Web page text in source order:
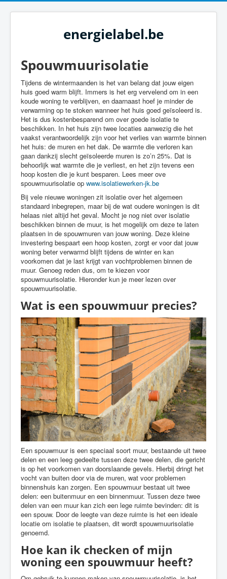
energielabel.be
Spouwmuurisolatie
Tijdens de wintermaanden is het van belang dat jouw eigen
huis goed warm blijft. Immers is het erg vervelend om in een
koude woning te verblijven, en daarnaast hoef je minder de
verwarming op te stoken wanneer het huis goed geïsoleerd is.
Het is dus kostenbesparend om over goede isolatie te
beschikken. In het huis zijn twee locaties aanwezig die het
vaakst verantwoordelijk zijn voor het verlies van warmte binnen
het huis: de muren en het dak. De warmte die verloren kan
gaan dankzij slecht geïsoleerde muren is zo’n 25%. Dat is
behoorlijk wat warmte die je verliest, en het zijn tevens een
hoop kosten die je kunt besparen. Lees meer ove
spouwmuurisolatie op www.isolatiewerken-jk.be
Bij vele nieuwe woningen zit isolatie over het algemeen
standaard inbegrepen, maar bij de wat oudere woningen is dit
helaas niet altijd het geval. Mocht je nog niet over isolatie
beschikken binnen de muur, is het mogelijk om deze te laten
plaatsen in de spouwmuren van jouw woning. Deze kleine
investering bespaart een hoop kosten, zorgt er voor dat jouw
woning beter verwarmd blijft tijdens de winter en kan
voorkomen dat je last krijgt van vochtproblemen binnen de
muur. Genoeg reden dus, om te kiezen voor
spouwmuurisolatie. Hieronder kun je meer lezen over
spouwmuurisolatie.
Wat is een spouwmuur precies?
Een spouwmuur is een speciaal soort muur, bestaande uit twee
delen en een leeg gedeelte tussen deze twee delen, die gericht
is op het voorkomen van doorslaande gevels. Hierbij dringt het
vocht van buiten door via de muren, wat voor problemen
binnenshuis kan zorgen. Een spouwmuur bestaat uit twee
delen: een buitenmuur en een binnenmuur. Tussen deze twee
delen van een muur kan zich een lege ruimte bevinden: dit is
een spouw. Door de leegte van deze ruimte is het een ideale
locatie om isolatie te plaatsen, dit wordt spouwmuurisolatie
genoemd.
Hoe kan ik checken of mijn
woning een spouwmuur heeft?